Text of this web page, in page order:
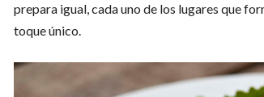
prepara igual, cada uno de los lugares que
toque único.